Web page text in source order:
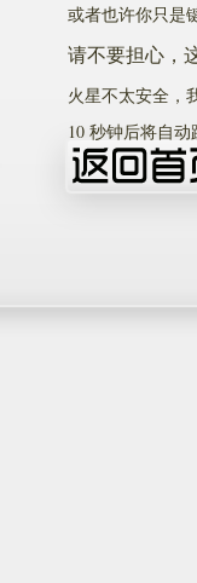
或者也许你只是
请不要担心，
火星不太安全，
10秒钟后将自动